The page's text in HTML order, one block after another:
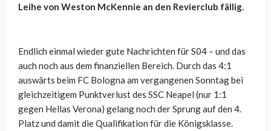
Leihe von Weston McKennie an den Revierclub fällig.
Endlich einmal wieder gute Nachrichten für S04 – und das
auch noch aus dem finanziellen Bereich. Durch das 4:1
auswärts beim FC Bologna am vergangenen Sonntag bei
gleichzeitigem Punktverlust des SSC Neapel (nur 1:1
gegen Hellas Verona) gelang noch der Sprung auf den 4.
Platz und damit die Qualifikation für die Königsklasse.